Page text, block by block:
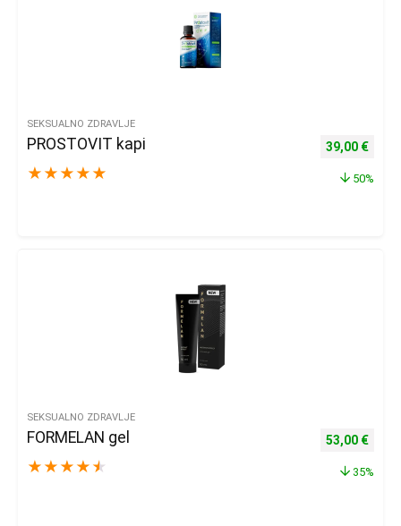
SEKSUALNO ZDRAVLJE
PROSTOVIT kapi
★ ★ ★ ★ ★
Izvorna
39,00 €
50%
SEKSUALNO ZDRAVLJE
FORMELAN gel
★ ★ ★ ★ ★
Izvorna
53,00 €
35%